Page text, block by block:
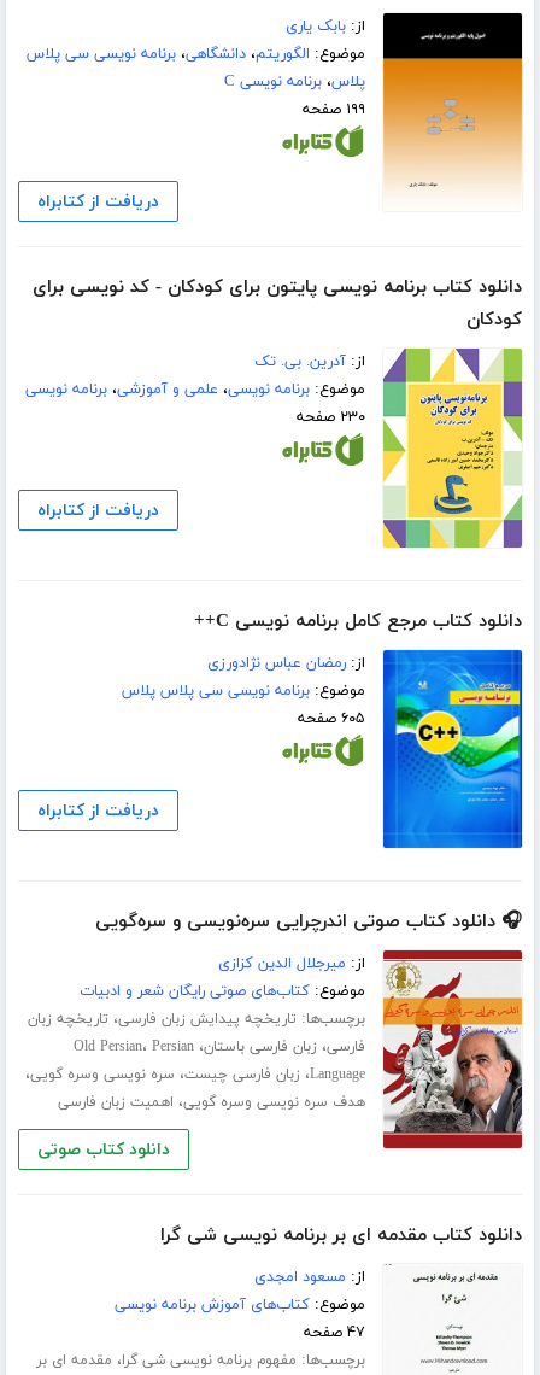
از:بابک یاری
موضوع: الگوریتم،دانشگاهی،برنامه نویسی سی پلاس
پلاس،برنامه نویسی C
۱۹۹ صفحه
دریافت از کتابراه
دانلود کتاب برنامه نویسی پایتون برای کودکان - کد نویسی برای
کودکان
از:آدرین. بی. تک
موضوع:برنامه نویسی، علمی و آموزشی،برنامه نویسی
۲۳۰ صفحه
دریافت از کتابراه
دانلود کتاب مرجع کامل برنامه نویسی C++
از:رمضان عباس نژادورزی
موضوع:برنامه نویسی سی پلاس پلاس
۶۰۵ صفحه
دریافت از کتابراه
🎧 دانلود کتاب صوتی اندرچرایی سره‌نویسی و سره‌گویی
از: میرجلال الدین کزازی
موضوع:کتاب‌های صوتی رایگان شعر و ادبیات
برچسب‌ها: تاریخچه پیدایش زبان فارسی، تاریخچه زبان
فارسی، زبان فارسی باستان، Old Persian، Persian
Language، زبان فارسی چیست، سره نویسی وسره گویی،
هدف سره نویسی وسره گویی، اهمیت زبان فارسی
دانلود کتاب صوتی
دانلود کتاب مقدمه ای بر برنامه نویسی شی گرا
از: مسعود امجدی
موضوع:کتاب‌های آموزش برنامه نویسی
۴۷ صفحه
برچسب‌ها: مفهوم برنامه نویسی شی گرا، مقدمه ای بر